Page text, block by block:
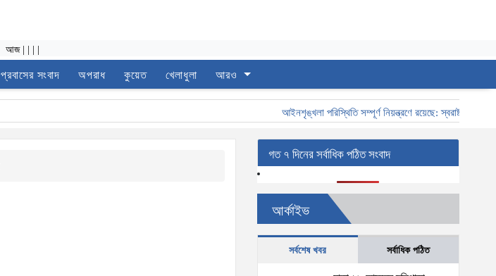
আজ
প্রবাসের সংবাদ অপরাধ কুয়েত খেলাধুলা আরও
আইনশৃঙ্খলা পরিস্থিতি সম্পূর্ণ নিয়ন্ত্রণে রয়েছে: স্বরাষ্ট্রমন্ত্রী
গত ৭ দিনের সর্বাধিক পঠিত সংবাদ
আর্কাইভ
সর্বশেষ খবর সর্বাধিক পঠিত